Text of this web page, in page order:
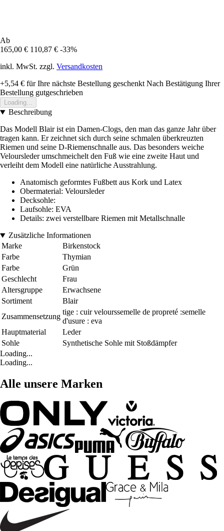
Ab
165,00 € 110,87 € -33%
inkl. MwSt. zzgl. Versandkosten
+5,54 € für Ihre nächste Bestellung geschenkt Nach Bestätigung Ihrer
Bestellung gutgeschrieben
Loading...
Beschreibung
Das Modell Blair ist ein Damen-Clogs, den man das ganze Jahr über
tragen kann. Er zeichnet sich durch seine schmalen überkreuzten
Riemen und seine D-Riemenschnalle aus. Das besonders weiche
Veloursleder umschmeichelt den Fuß wie eine zweite Haut und
verleiht dem Modell eine natürliche Ausstrahlung.
Anatomisch geformtes Fußbett aus Kork und Latex
Obermaterial: Veloursleder
Decksohle:
Laufsohle: EVA
Details: zwei verstellbare Riemen mit Metallschnalle
Zusätzliche Informationen
Marke
Birkenstock
Farbe
Thymian
Farbe
Grün
Geschlecht
Frau
Altersgruppe
Erwachsene
Sortiment
Blair
Zusammensetzung
tige : cuir velourssemelle de propreté :semelle
d'usure : eva
Hauptmaterial
Leder
Sohle
Synthetische Sohle mit Stoßdämpfer
Loading...
Loading...
Alle unsere Marken